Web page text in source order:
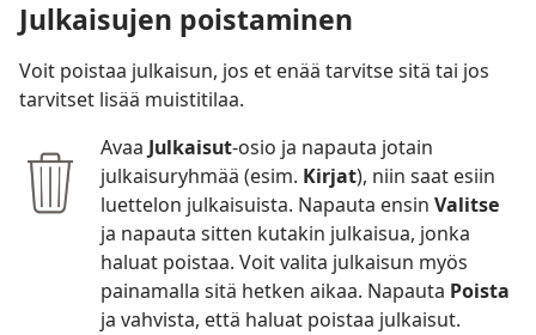
Julkaisujen poistaminen
Voit poistaa julkaisun, jos et enää tarvitse sitä tai jos
tarvitset lisää muistitilaa.
Avaa Julkaisut-osio ja napauta jotain
julkaisuryhmää (esim. Kirjat), niin saat esiin
luettelon julkaisuista. Napauta ensin Valitse
ja napauta sitten kutakin julkaisua, jonka
haluat poistaa. Voit valita julkaisun myös
painamalla sitä hetken aikaa. Napauta Poista
ja vahvista, että haluat poistaa julkaisut.